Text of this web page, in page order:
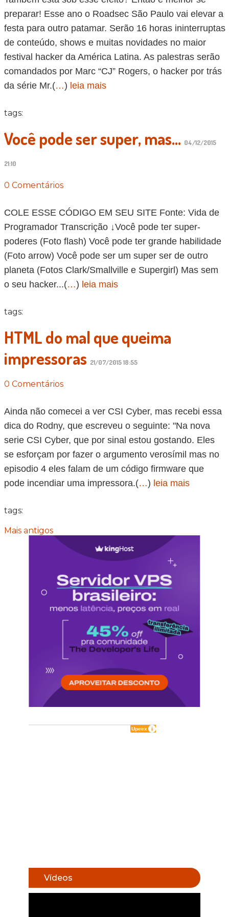
preparar! Esse ano o Roadsec São Paulo vai elevar a
festa para outro patamar. Serão 16 horas ininterruptas
de conteúdo, shows e muitas novidades no maior
festival hacker da América Latina. As palestras serão
comandados por Marc “CJ” Rogers, o hacker por trás
da série Mr.(…) leia mais
tags:
Você pode ser super, mas... 04/12/2015
21:10
0 Comentários
COLE ESSE CÓDIGO EM SEU SITE Fonte: Vida de
Programador Transcrição ↓Você pode ter super-
poderes (Foto flash) Você pode ter grande habilidade
(Foto arrow) Você pode ser um super ser de outro
planeta (Fotos Clark/Smallville e Supergirl) Mas sem
o seu hacker...(…) leia mais
tags:
HTML do mal que queima
impressoras 21/07/2015 18:55
0 Comentários
Ainda não comecei a ver CSI Cyber, mas recebi essa
dica do Rodny, que escreveu o seguinte: "Na nova
serie CSI Cyber, que por sinal estou gostando. Eles
se esforçam por fazer o argumento verosímil mas no
episodio 4 eles falam de um código firmware que
pode incendiar uma impressora.(…) leia mais
tags:
Mais antigos
Vídeos